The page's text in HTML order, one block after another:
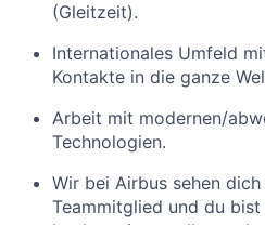
(Gleitzeit).
Internationales Umfeld
Kontakte in die ganze
Arbeit mit modernen/
Technologien.
Wir bei Airbus sehen
Teammitglied und du